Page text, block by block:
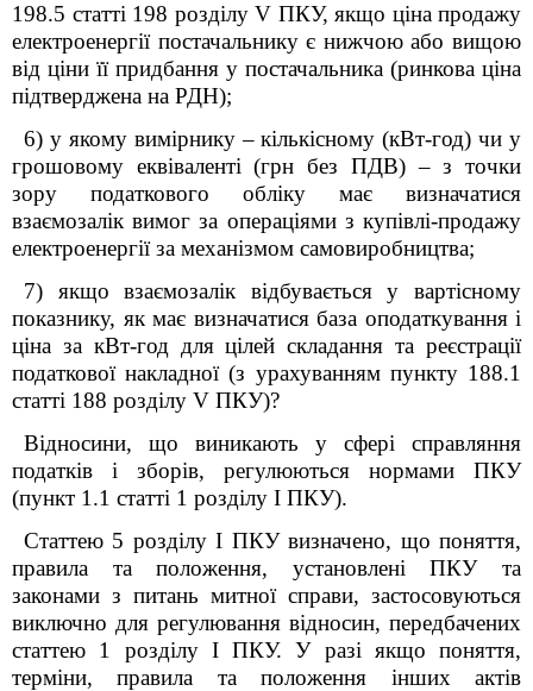
198.5 статті 198 розділу V ПКУ, якщо ціна продажу
електроенергії постачальнику є нижчою або вищою
від ціни її придбання у постачальника (ринкова ціна
підтверджена на РДН);
6) у якому вимірнику – кількісному (кВт-год) чи у
грошовому еквіваленті (грн без ПДВ) – з точки
зору податкового обліку має визначатися
взаємозалік вимог за операціями з купівлі-продажу
електроенергії за механізмом самовиробництва;
7) якщо взаємозалік відбувається у вартісному
показнику, як має визначатися база оподаткування і
ціна за кВт-год для цілей складання та реєстрації
податкової накладної (з урахуванням пункту 188.1
статті 188 розділу V ПКУ)?
Відносини, що виникають у сфері справляння
податків і зборів, регулюються нормами ПКУ
(пункт 1.1 статті 1 розділу І ПКУ).
Статтею 5 розділу І ПКУ визначено, що поняття,
правила та положення, установлені ПКУ та
законами з питань митної справи, застосовуються
виключно для регулювання відносин, передбачених
статтею 1 розділу І ПКУ. У разі якщо поняття,
терміни, правила та положення інших актів